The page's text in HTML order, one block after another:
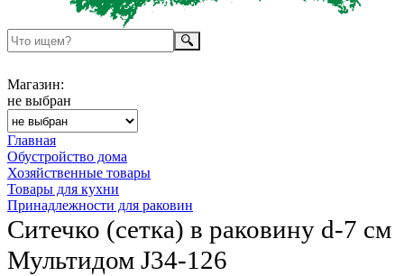
Магазин:
не выбран
Главная
Обустройство дома
Хозяйственные товары
Товары для кухни
Принадлежности для раковин
Ситечко (сетка) в раковину d-7 см
Мультидом J34-126